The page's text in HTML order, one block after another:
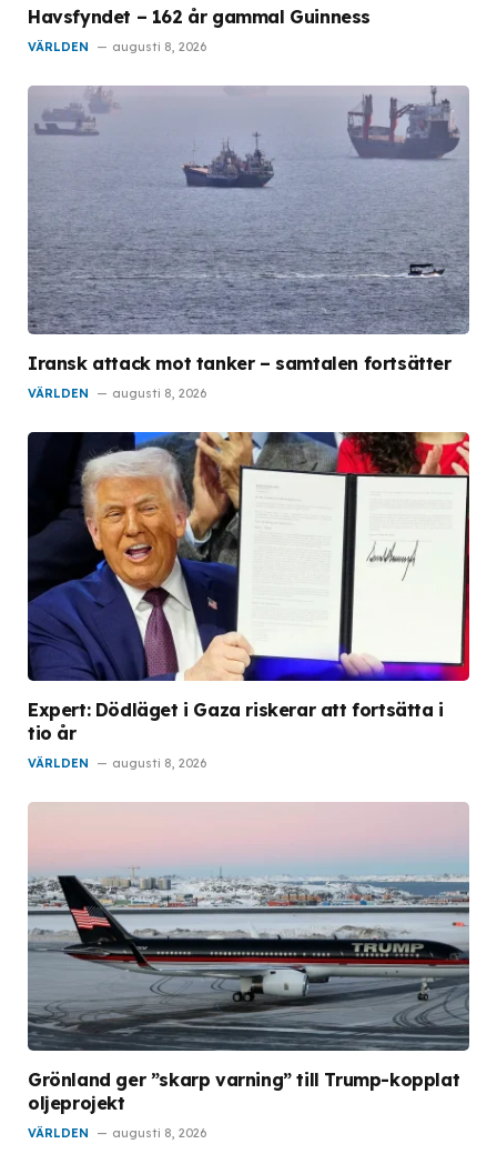
Havsfyndet – 162 år gammal Guinness
VÄRLDEN augusti 8, 2026
Iransk attack mot tanker – samtalen fortsätter
VÄRLDEN augusti 8, 2026
Expert: Dödläget i Gaza riskerar att fortsätta i
tio år
VÄRLDEN augusti 8, 2026
Grönland ger ”skarp varning” till Trump-kopplat
oljeprojekt
VÄRLDEN augusti 8, 2026